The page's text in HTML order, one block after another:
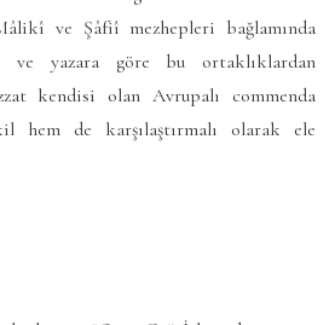
ve Şâfiî mezhepleri bağlamında
ve yazara göre bu ortaklıklardan
kendisi olan Avrupalı commenda
hem de karşılaştırmalı olarak ele